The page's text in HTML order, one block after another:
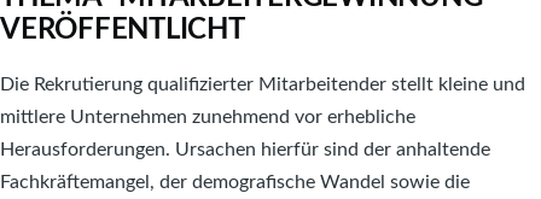
Intelligenz
effizient
in
der
Automobilzuliefererindustrie
VERÖFFENTLICHT
Die Rekrutierung qualifizierter Mitarbeitender stellt kleine und
mittlere Unternehmen zunehmend vor erhebliche
Herausforderungen. Ursachen hierfür sind der anhaltende
Fachkräftemangel, der demografische Wandel sowie die